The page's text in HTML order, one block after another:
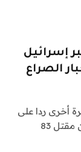
إسرائيل
الصراع
أخرى ردا على
الضربات الإسرائيلية في لبنان التي أسفرت عن مقتل 83